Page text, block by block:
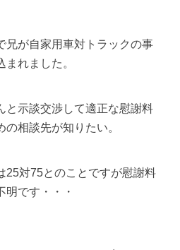
兄が自家用車対トラックの事
まれました。
と示談交渉して適正な慰謝料
の相談先が知りたい。
25対75とのことですが慰謝料
明です・・・